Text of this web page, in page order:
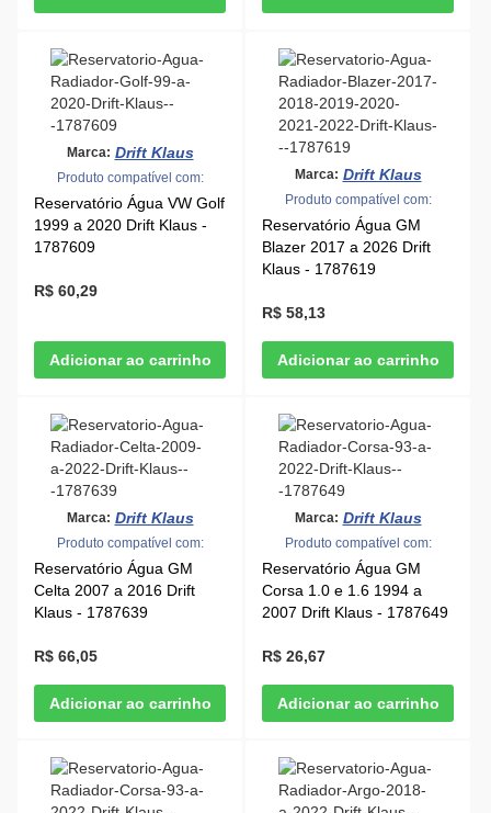
Marca: Drift Klaus
Produto compatível com:
Reservatório Água VW Golf
1999 a 2020 Drift Klaus -
1787609
R$ 60,29
Marca: Drift Klaus
Produto compatível com:
Reservatório Água GM
Blazer 2017 a 2026 Drift
Klaus - 1787619
R$ 58,13
Marca: Drift Klaus
Produto compatível com:
Reservatório Água GM
Celta 2007 a 2016 Drift
Klaus - 1787639
R$ 66,05
Marca: Drift Klaus
Produto compatível com:
Reservatório Água GM
Corsa 1.0 e 1.6 1994 a
2007 Drift Klaus - 1787649
R$ 26,67